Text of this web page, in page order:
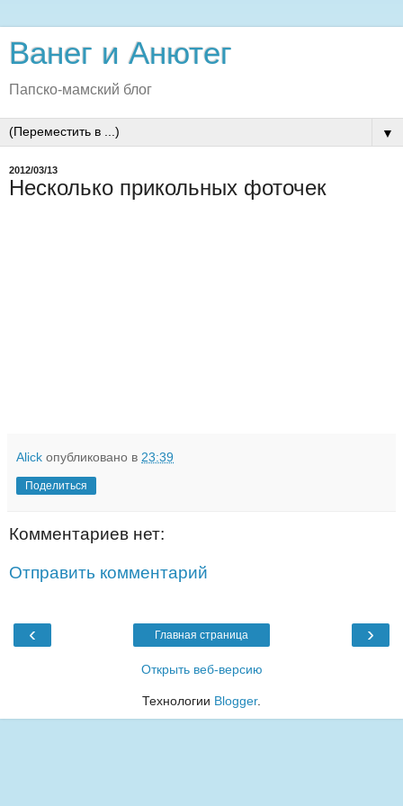
Ванег и Анютег
Папско-мамский блог
▼
2012/03/13
Несколько прикольных фоточек
Alick опубликовано в 23:39
Поделиться
Комментариев нет:
Отправить комментарий
‹ ›
Главная страница
Открыть веб-версию
Технологии Blogger.